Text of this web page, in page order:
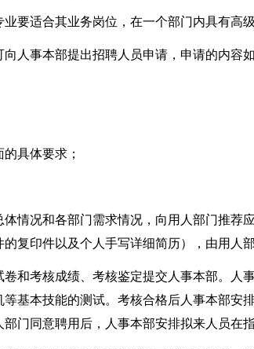
要适合其业务岗位，在一个部门内具有高
人事本部提出招聘人员申请，申请的内容如
具体要求；
情况和各部门需求情况，向用人部门推荐
复印件以及个人手写详细简历），由用人
和考核成绩、考核鉴定提交人事本部。人
基本技能的测试。考核合格后人事本部安
门同意聘用后，人事本部安排拟来人员在